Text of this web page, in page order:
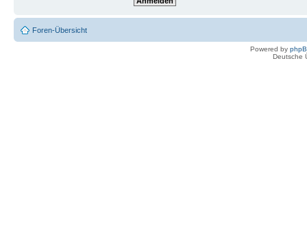
Foren-Übersicht
Powered by
Deutsche